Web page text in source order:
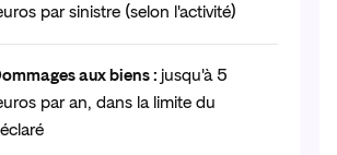
par sinistre (selon l'activité)
aux biens : jusqu'à 5
par an, dans la limite du